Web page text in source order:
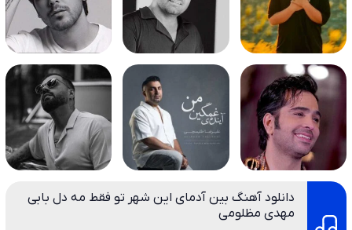
دانلود آهنگ بین آدمای این شهر تو فقط مه دل بابی
مهدی مظلومی